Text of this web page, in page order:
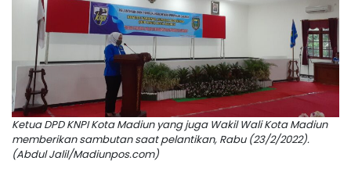
Ketua DPD KNPI Kota Madiun yang juga Wakil Wali Kota Madiun
memberikan sambutan saat pelantikan, Rabu (23/2/2022).
(Abdul Jalil/Madiunpos.com)